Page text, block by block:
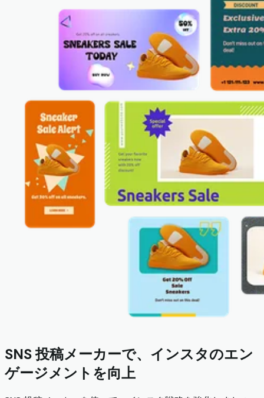
SNS 投稿メーカーで、インスタのエン
ゲージメントを向上